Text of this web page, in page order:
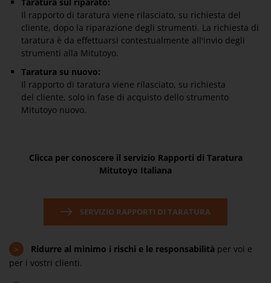
Il rapporto di taratura viene rilasciato, su richiesta del
cliente, dopo la riparazione degli strumenti. La richiesta di
taratura è da effettuarsi contestualmente all'invio degli
strumenti alla Mitutoyo.
Taratura su nuovo:
Il rapporto di taratura viene rilasciato, su richiesta
del cliente, solo in fase di acquisto dello strumento
Mitutoyo nuovo.
Clicca per conoscere il servizio Rapporti di Taratura
Mitutoyo Italiana
SERVIZIO RAPPORTI DI TARATURA
> Ridurre al minimo i rischi e le responsabilità per voi e
per i vostri clienti.